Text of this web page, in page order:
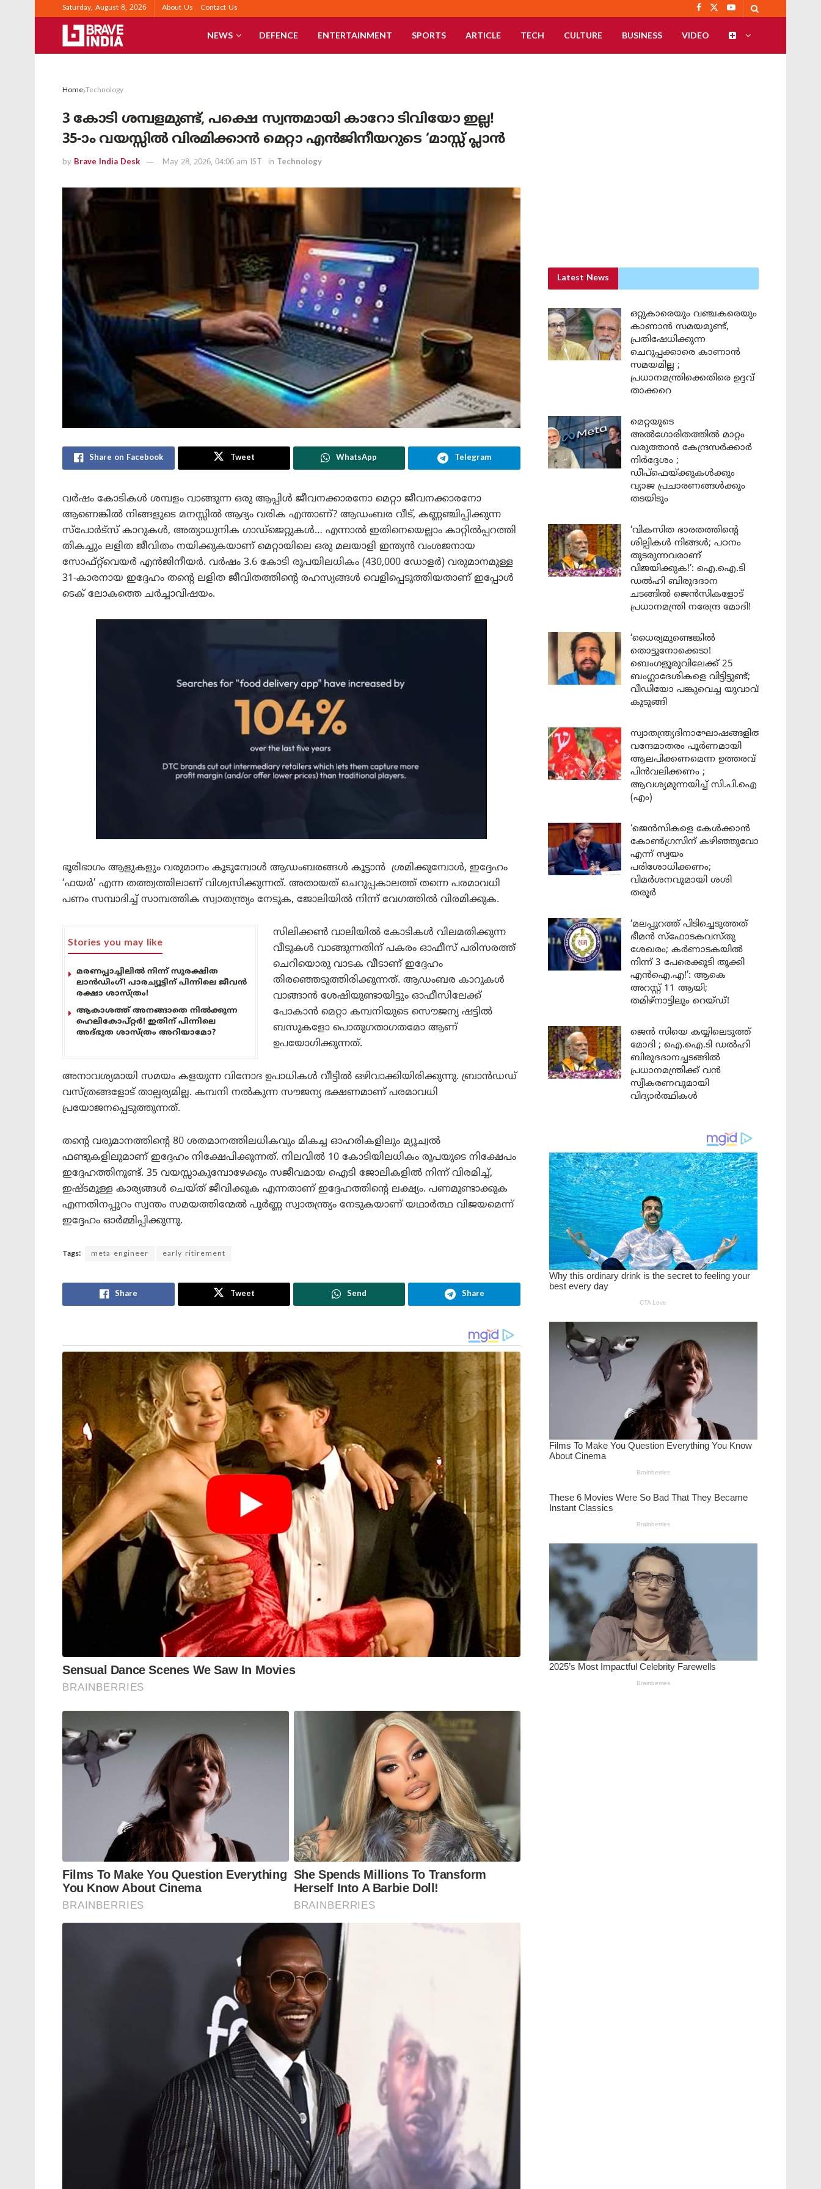
Saturday, August 8, 2026 About Us Contact Us
NEWS DEFENCE ENTERTAINMENT SPORTS ARTICLE TECH CULTURE BUSINESS VIDEO
Home Technology
3 കോടി ശമ്പളമുണ്ട്, പക്ഷെ സ്വന്തമായി കാറോ ടിവിയോ ഇല്ല!
35-ാം വയസ്സിൽ വിരമിക്കാൻ മെറ്റാ എൻജിനീയറുടെ ‘മാസ്സ് പ്ലാൻ
by Brave India Desk May 28, 2026, 04:06 am IST in Technology
Share on Facebook Tweet WhatsApp Telegram
വർഷം കോടികൾ ശമ്പളം വാങ്ങുന്ന ഒരു ആപ്പിൾ ജീവനക്കാരനോ മെറ്റാ ജീവനക്കാരനോ
ആണെങ്കിൽ നിങ്ങളുടെ മനസ്സിൽ ആദ്യം വരിക എന്താണ്? ആഡംബര വീട്, കണ്ണഞ്ചിപ്പിക്കുന്ന
സ്പോർട്സ് കാറുകൾ, അത്യാധുനിക ഗാഡ്‌ജെറ്റുകൾ… എന്നാൽ ഇതിനെയെല്ലാം കാറ്റിൽപ്പറത്തി
തികച്ചും ലളിത ജീവിതം നയിക്കുകയാണ് മെറ്റായിലെ ഒരു മലയാളി ഇന്ത്യൻ വംശജനായ
സോഫ്റ്റ്‌വെയർ എൻജിനീയർ. വർഷം 3.6 കോടി രൂപയിലധികം (430,000 ഡോളർ) വരുമാനമുള്ള
31-കാരനായ ഇദ്ദേഹം തന്റെ ലളിത ജീവിതത്തിന്റെ രഹസ്യങ്ങൾ വെളിപ്പെടുത്തിയതാണ് ഇപ്പോൾ
ടെക് ലോകത്തെ ചർച്ചാവിഷയം.
ഭൂരിഭാഗം ആളുകളും വരുമാനം കൂടുമ്പോൾ ആഡംബരങ്ങൾ കൂട്ടാൻ ശ്രമിക്കുമ്പോൾ, ഇദ്ദേഹം
‘ഫയർ’ എന്ന തത്ത്വത്തിലാണ് വിശ്വസിക്കുന്നത്. അതായത് ചെറുപ്പകാലത്ത് തന്നെ പരമാവധി
പണം സമ്പാദിച്ച് സാമ്പത്തിക സ്വാതന്ത്ര്യം നേടുക, ജോലിയിൽ നിന്ന് വേഗത്തിൽ വിരമിക്കുക.
Stories you may like
മരണപ്പാച്ചിലിൽ നിന്ന് സുരക്ഷിത
ലാൻഡിംഗ്! പാരച്യൂട്ടിന് പിന്നിലെ ജീവൻ
രക്ഷാ ശാസ്ത്രം!
ആകാശത്ത് അനങ്ങാതെ നില്‍ക്കുന്ന
ഹെലികോപ്റ്റര്‍! ഇതിന് പിന്നിലെ
അദ്ഭുത ശാസ്ത്രം അറിയാമോ?
സിലിക്കൺ വാലിയിൽ കോടികൾ വിലമതിക്കുന്ന
വീടുകൾ വാങ്ങുന്നതിന് പകരം ഓഫീസ് പരിസരത്ത്
ചെറിയൊരു വാടക വീടാണ് ഇദ്ദേഹം
തിരഞ്ഞെടുത്തിരിക്കുന്നത്. ആഡംബര കാറുകൾ
വാങ്ങാൻ ശേഷിയുണ്ടായിട്ടും ഓഫീസിലേക്ക്
പോകാൻ മെറ്റാ കമ്പനിയുടെ സൌജന്യ ഷട്ടിൽ
ബസുകളോ പൊതുഗതാഗതമോ ആണ്
ഉപയോഗിക്കുന്നത്.
അനാവശ്യമായി സമയം കളയുന്ന വിനോദ ഉപാധികൾ വീട്ടിൽ ഒഴിവാക്കിയിരിക്കുന്നു. ബ്രാൻഡഡ്
വസ്ത്രങ്ങളോട് താല്പര്യമില്ല. കമ്പനി നൽകുന്ന സൗജന്യ ഭക്ഷണമാണ് പരമാവധി
പ്രയോജനപ്പെടുത്തുന്നത്.
തന്റെ വരുമാനത്തിന്റെ 80 ശതമാനത്തിലധികവും മികച്ച ഓഹരികളിലും മ്യൂച്വൽ
ഫണ്ടുകളിലുമാണ് ഇദ്ദേഹം നിക്ഷേപിക്കുന്നത്. നിലവിൽ 10 കോടിയിലധികം രൂപയുടെ നിക്ഷേപം
ഇദ്ദേഹത്തിനുണ്ട്. 35 വയസ്സാകുമ്പോഴേക്കും സജീവമായ ഐടി ജോലികളിൽ നിന്ന് വിരമിച്ച്,
ഇഷ്ടമുള്ള കാര്യങ്ങൾ ചെയ്ത് ജീവിക്കുക എന്നതാണ് ഇദ്ദേഹത്തിന്റെ ലക്ഷ്യം. പണമുണ്ടാക്കുക
എന്നതിനപ്പുറം സ്വന്തം സമയത്തിന്മേൽ പൂർണ്ണ സ്വാതന്ത്ര്യം നേടുകയാണ് യഥാർത്ഥ വിജയമെന്ന്
ഇദ്ദേഹം ഓർമ്മിപ്പിക്കുന്നു.
Tags: meta engineer early ritirement
Share Tweet Send Share
Latest News
ഒറ്റുകാരെയും വഞ്ചകരെയും
കാണാൻ സമയമുണ്ട്,
പ്രതിഷേധിക്കുന്ന
ചെറുപ്പക്കാരെ കാണാൻ
സമയമില്ല ;
പ്രധാനമന്ത്രിക്കെതിരെ ഉദ്ദവ്
താക്കറെ
മെറ്റയുടെ
അൽഗോരിതത്തിൽ മാറ്റം
വരുത്താൻ കേന്ദ്രസർക്കാർ
നിർദ്ദേശം ;
ഡീപ്‌ഫെയ്ക്കുകൾക്കും
വ്യാജ പ്രചാരണങ്ങൾക്കും
തടയിടും
‘വികസിത ഭാരതത്തിന്റെ
ശില്പികൾ നിങ്ങൾ; പഠനം
തുടരുന്നവരാണ്
വിജയിക്കുക!’: ഐ.ഐ.ടി
ഡൽഹി ബിരുദദാന
ചടങ്ങിൽ ജെൻസികളോട്
പ്രധാനമന്ത്രി നരേന്ദ്ര മോദി!
‘ധൈര്യമുണ്ടെങ്കിൽ
തൊട്ടുനോക്കെടാ!
ബെംഗളൂരുവിലേക്ക് 25
ബംഗ്ലാദേശികളെ വിട്ടിട്ടുണ്ട്;
വീഡിയോ പങ്കുവെച്ച യുവാവ്
കുടുങ്ങി
സ്വാതന്ത്ര്യദിനാഘോഷങ്ങളിൽ
വന്ദേമാതരം പൂർണമായി
ആലപിക്കണമെന്ന ഉത്തരവ്
പിൻവലിക്കണം ;
ആവശ്യമുന്നയിച്ച് സി.പി.ഐ
(എം)
‘ജെൻസികളെ കേൾക്കാൻ
കോൺഗ്രസിന് കഴിഞ്ഞുവോ
എന്ന് സ്വയം
പരിശോധിക്കണം;
വിമർശനവുമായി ശശി
തരൂർ
‘മലപ്പുറത്ത് പിടിച്ചെടുത്തത്
ഭീമൻ സ്ഫോടകവസ്തു
ശേഖരം; കർണാടകയിൽ
നിന്ന് 3 പേരെക്കൂടി തൂക്കി
എൻഐ.എ!’: ആകെ
അറസ്റ്റ് 11 ആയി;
തമിഴ്‌നാട്ടിലും റെയ്ഡ്!
ജെൻ സിയെ കയ്യിലെടുത്ത്
മോദി ; ഐ.ഐ.ടി ഡൽഹി
ബിരുദദാനച്ചടങ്ങിൽ
പ്രധാനമന്ത്രിക്ക് വൻ
സ്വീകരണവുമായി
വിദ്യാർത്ഥികൾ